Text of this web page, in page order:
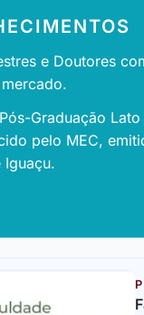
e Doutores
Graduação Lato
pelo MEC,
Iguaçu.